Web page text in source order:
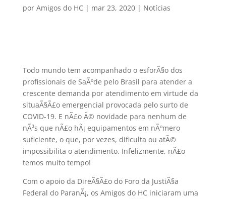
por Amigos do HC | mar 23, 2020| Notícias
Todo mundo tem acompanhado o esforÃ§o dos
profissionais de SaÃºde pelo Brasil para atender a
crescente demanda por atendimento em virtude da
situaÃ§Ã£o emergencial provocada pelo surto de
COVID-19. E nÃ£o Ã© novidade para nenhum de
nÃ³s que nÃ£o hÃ¡ equipamentos em nÃºmero
suficiente, o que, por vezes, dificulta ou atÃ©
impossibilita o atendimento. Infelizmente, nÃ£o
temos muito tempo!
Com o apoio da DireÃ§Ã£o do Foro da JustiÃ§a
Federal do ParanÃ¡, os Amigos do HC iniciaram uma